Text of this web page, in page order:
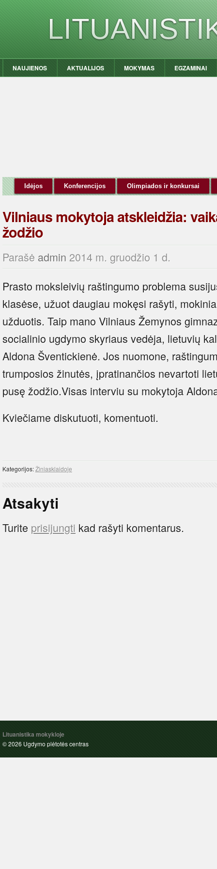
NAUJIENOS AKTUALIJOS MOKYMAS EGZAMINAI
Idėjos Konferencijos Olimpiados ir konkursai
Vilniaus mokytoja atskleidžia:
žodžio
Parašė admin 2014 m. gruodžio 1 d.
Prasto moksleivių raštingumo problema
klasėse, užuot daugiau mokęsi rašyti,
užduotis. Taip mano Vilniaus Žemynos
socialinio ugdymo skyriaus vedėja, lietuvių
Aldona Šventickienė. Jos nuomone,
trumposios žinutės, įpratinančios nevartoti
pusę žodžio.Visas interviu su mokytoja
Kviečiame diskutuoti, komentuoti.
Kategorijos:Žiniasklaidoje
Atsakyti
Turite prisijungti kad rašyti komentarus.
Lituanistika mokykloje
© 2026 Ugdymo plėtotės centras